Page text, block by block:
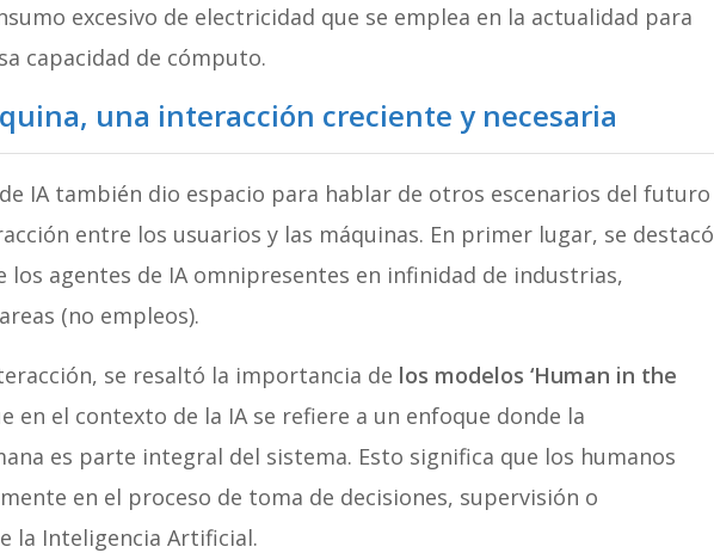
excesivo de electricidad que se emplea en la actualidad para
capacidad de cómputo.
una interacción creciente y necesaria
IA también dio espacio para hablar de otros escenarios del futuro
entre los usuarios y las máquinas. En primer lugar, se destacó
los agentes de IA omnipresentes en infinidad de industrias,
(no empleos).
se resaltó la importancia de los modelos ‘Human in the
en el contexto de la IA se refiere a un enfoque donde la
es parte integral del sistema. Esto significa que los humanos
en el proceso de toma de decisiones, supervisión o
la Inteligencia Artificial.